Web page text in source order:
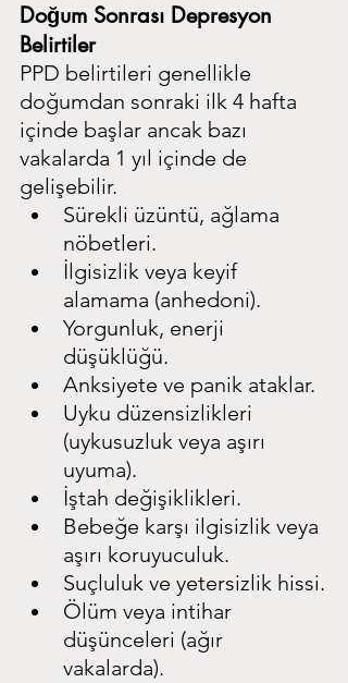
Doğum Sonrası Depresyon
Belirtiler
PPD belirtileri genellikle
doğumdan sonraki ilk 4 hafta
içinde başlar ancak bazı
vakalarda 1 yıl içinde de
gelişebilir.
Sürekli üzüntü, ağlama
nöbetleri.
İlgisizlik veya keyif
alamama (anhedoni).
Yorgunluk, enerji
düşüklüğü.
Anksiyete ve panik ataklar.
Uyku düzensizlikleri
(uykusuzluk veya aşırı
uyuma).
İştah değişiklikleri.
Bebeğe karşı ilgisizlik veya
aşırı koruyuculuk.
Suçluluk ve yetersizlik hissi.
Ölüm veya intihar
düşünceleri (ağır
vakalarda).